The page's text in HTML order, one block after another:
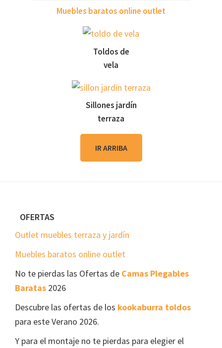
Muebles baratos online outlet
Toldos de
vela
Sillones jardín
terraza
IR ARRIBA
FooterOFERTAS
Outlet muebles terraza y jardín
Muebles baratos online outlet
No te pierdas las Ofertas de Camas Plegables
Baratas 2026
Descubre las ofertas de los kookaburra toldos
para este Verano 2026.
Y para el montaje no te pierdas para elegier el